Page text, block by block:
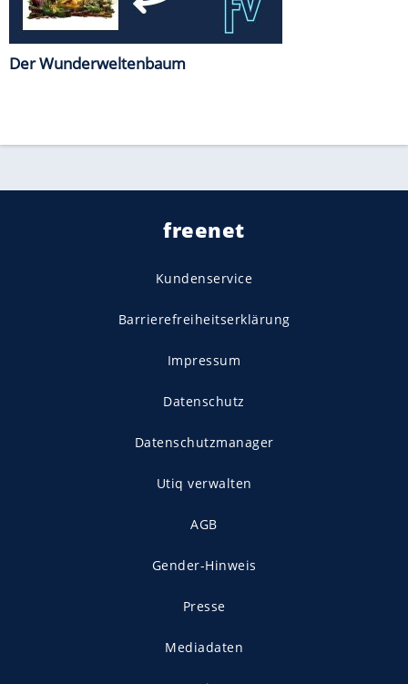
Der Wunderweltenbaum
freenet
Kundenservice
Barrierefreiheitserklärung
Impressum
Datenschutz
Datenschutzmanager
Utiq verwalten
AGB
Gender-Hinweis
Presse
Mediadaten